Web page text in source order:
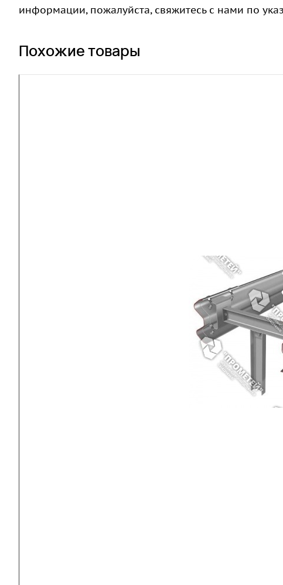
информации, пожалуйста, свяжитесь с нами по
Похожие товары